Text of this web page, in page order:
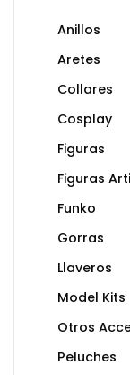
Anillos
Aretes
Collares
Cosplay
Figuras
Figuras
Funko
Gorras
Llaveros
Model Kits
Otros
Peluches